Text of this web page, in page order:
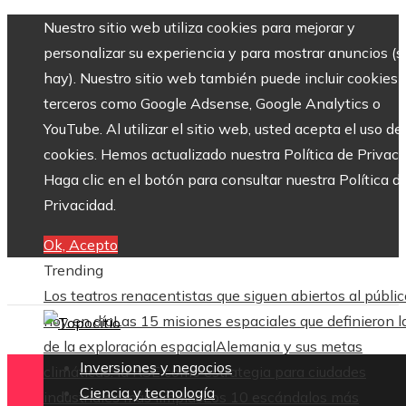
Nuestro sitio web utiliza cookies para mejorar y
personalizar su experiencia y para mostrar anuncios
hay). Nuestro sitio web también puede incluir cookies
terceros como Google Adsense, Google Analytics o
YouTube. Al utilizar el sitio web, usted acepta el uso de
cookies. Hemos actualizado nuestra Política de
Haga clic en el botón para consultar nuestra Política
Privacidad.
Ok, Acepto
Trending
Los teatros renacentistas que siguen abiertos al
hoy en díaLas 15 misiones espaciales que definieron
de la exploración espacialAlemania y sus metas
climáticas: la RSE como estrategia para ciudades
industriales más limpiasLos 10 escándalos más
Inversiones y negocios
Ciencia y tecnología